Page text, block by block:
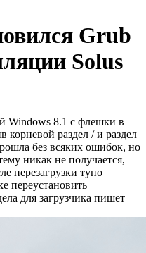
Grub
Solus
Windows 8.1 с флешки в
корневой раздел / и раздел
без всяких ошибок, но
никак не получается,
перезагрузки тупо
переустановить
для загрузчика пишет